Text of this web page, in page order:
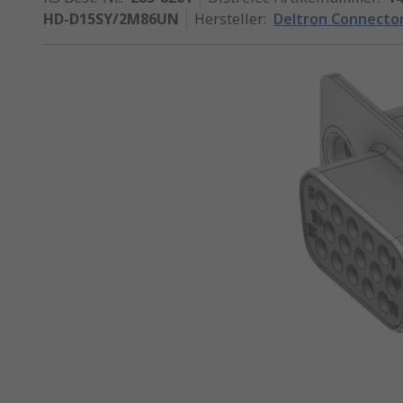
HD-D15SY/2M86UN
Hersteller: Deltron